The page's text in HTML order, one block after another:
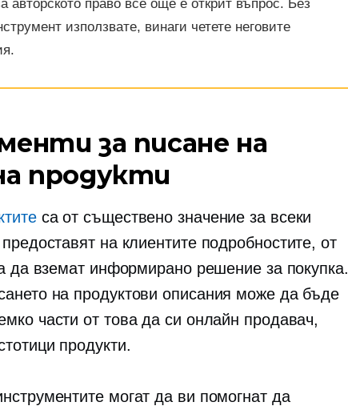
авторското право все още е открит въпрос. Без
използвате, винаги четете неговите
за писане на
продукти
са от съществено значение за всеки
на клиентите подробностите, от
да вземат информирано решение за покупка.
на продуктови описания може да бъде
части от това да си онлайн продавач,
продукти.
могат да ви помогнат да